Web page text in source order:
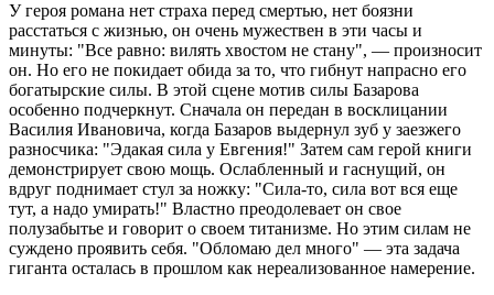
У героя романа нет страха перед смертью, нет боязни
расстаться с жизнью, он очень мужествен в эти часы и
минуты: "Все равно: вилять хвостом не стану", — произносит
он. Но его не покидает обида за то, что гибнут напрасно его
богатырские силы. В этой сцене мотив силы Базарова
особенно подчеркнут. Сначала он передан в восклицании
Василия Ивановича, когда Базаров выдернул зуб у заезжего
разносчика: "Эдакая сила у Евгения!" Затем сам герой книги
демонстрирует свою мощь. Ослабленный и гаснущий, он
вдруг поднимает стул за ножку: "Сила-то, сила вот вся еще
тут, а надо умирать!" Властно преодолевает он свое
полузабытье и говорит о своем титанизме. Но этим силам не
суждено проявить себя. "Обломаю дел много" — эта задача
гиганта осталась в прошлом как нереализованное намерение.